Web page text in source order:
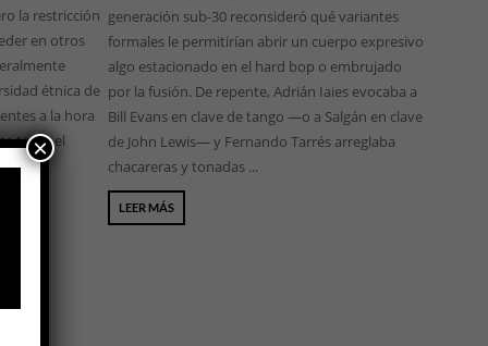
la restricción
en otros
étnica de
a la hora
toma el
generación sub-30 reconsideró qué variantes
formales le permitirían abrir un cuerpo expresivo
algo estacionado en el hard bop o embrujado
por la fusión. De repente, Adrián Iaies evocaba a
Bill Evans en clave de tango —o a Salgán en clave
de John Lewis— y Fernando Tarrés arreglaba
chacareras y tonadas ...
LEER MÁS
×